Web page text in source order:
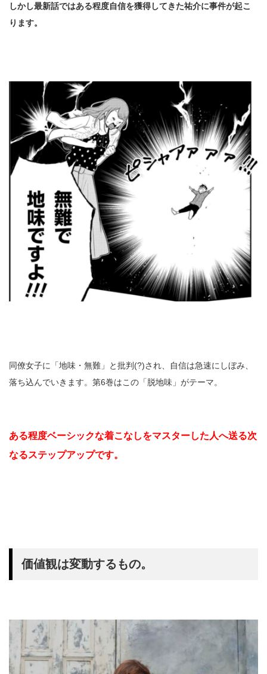
しかし最新話ではある程度自信を獲得してきた祐介に事件が起こ
ります。
同僚女子に「地味・無難」と批判(?)され、自信は急速にしぼみ、
落ち込んでいきます。第6巻はこの「脱地味」がテーマ。
ある程度ベーシックな着こなしをマスターした人へ送る次
なるステップアップです。
価値観は変動するもの。